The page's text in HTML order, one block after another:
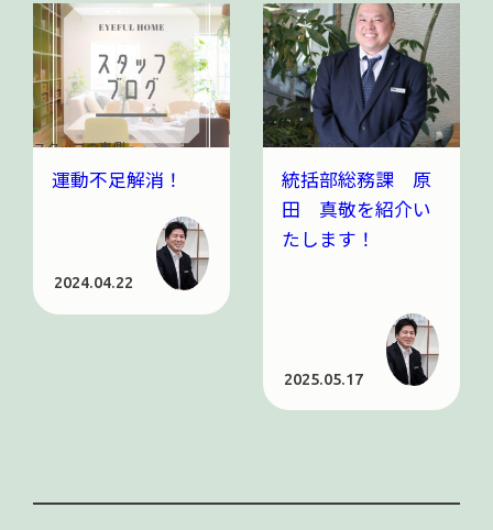
スタッフの裏側
運動不足解消！
2024.04.22
スタッフROOM
統括部総務課 原
田 真敬を紹介い
たします！
2025.05.17